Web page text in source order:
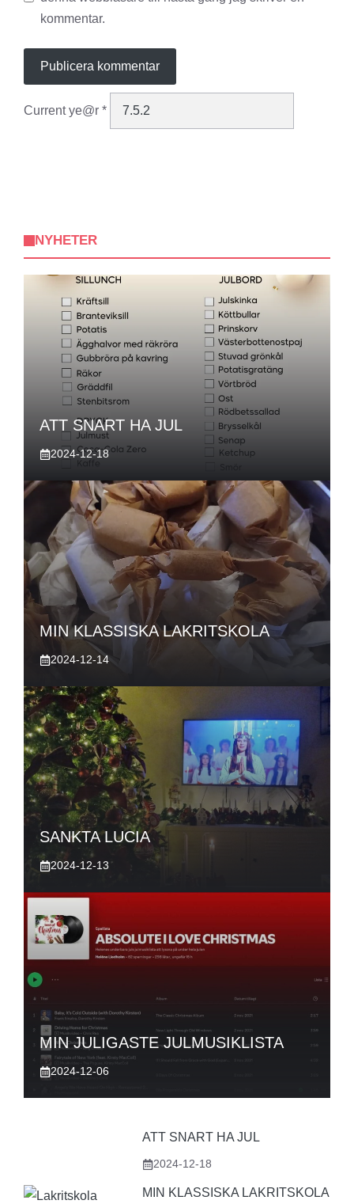
kommentar.
Current ye@r *
NYHETER
ATT SNART HA JUL
2024-12-18
MIN KLASSISKA LAKRITSKOLA
2024-12-14
SANKTA LUCIA
2024-12-13
MIN JULIGASTE JULMUSIKLISTA
2024-12-06
ATT SNART HA JUL
2024-12-18
MIN KLASSISKA LAKRITSKOLA